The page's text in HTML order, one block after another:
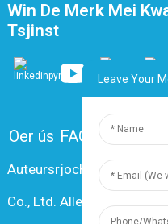
Win De Merk Mei
Tsjinst
Oer ús FAQ Kontakt
Auteursrjocht © 2024
Co., Ltd. Alle rjochten
Leave Your